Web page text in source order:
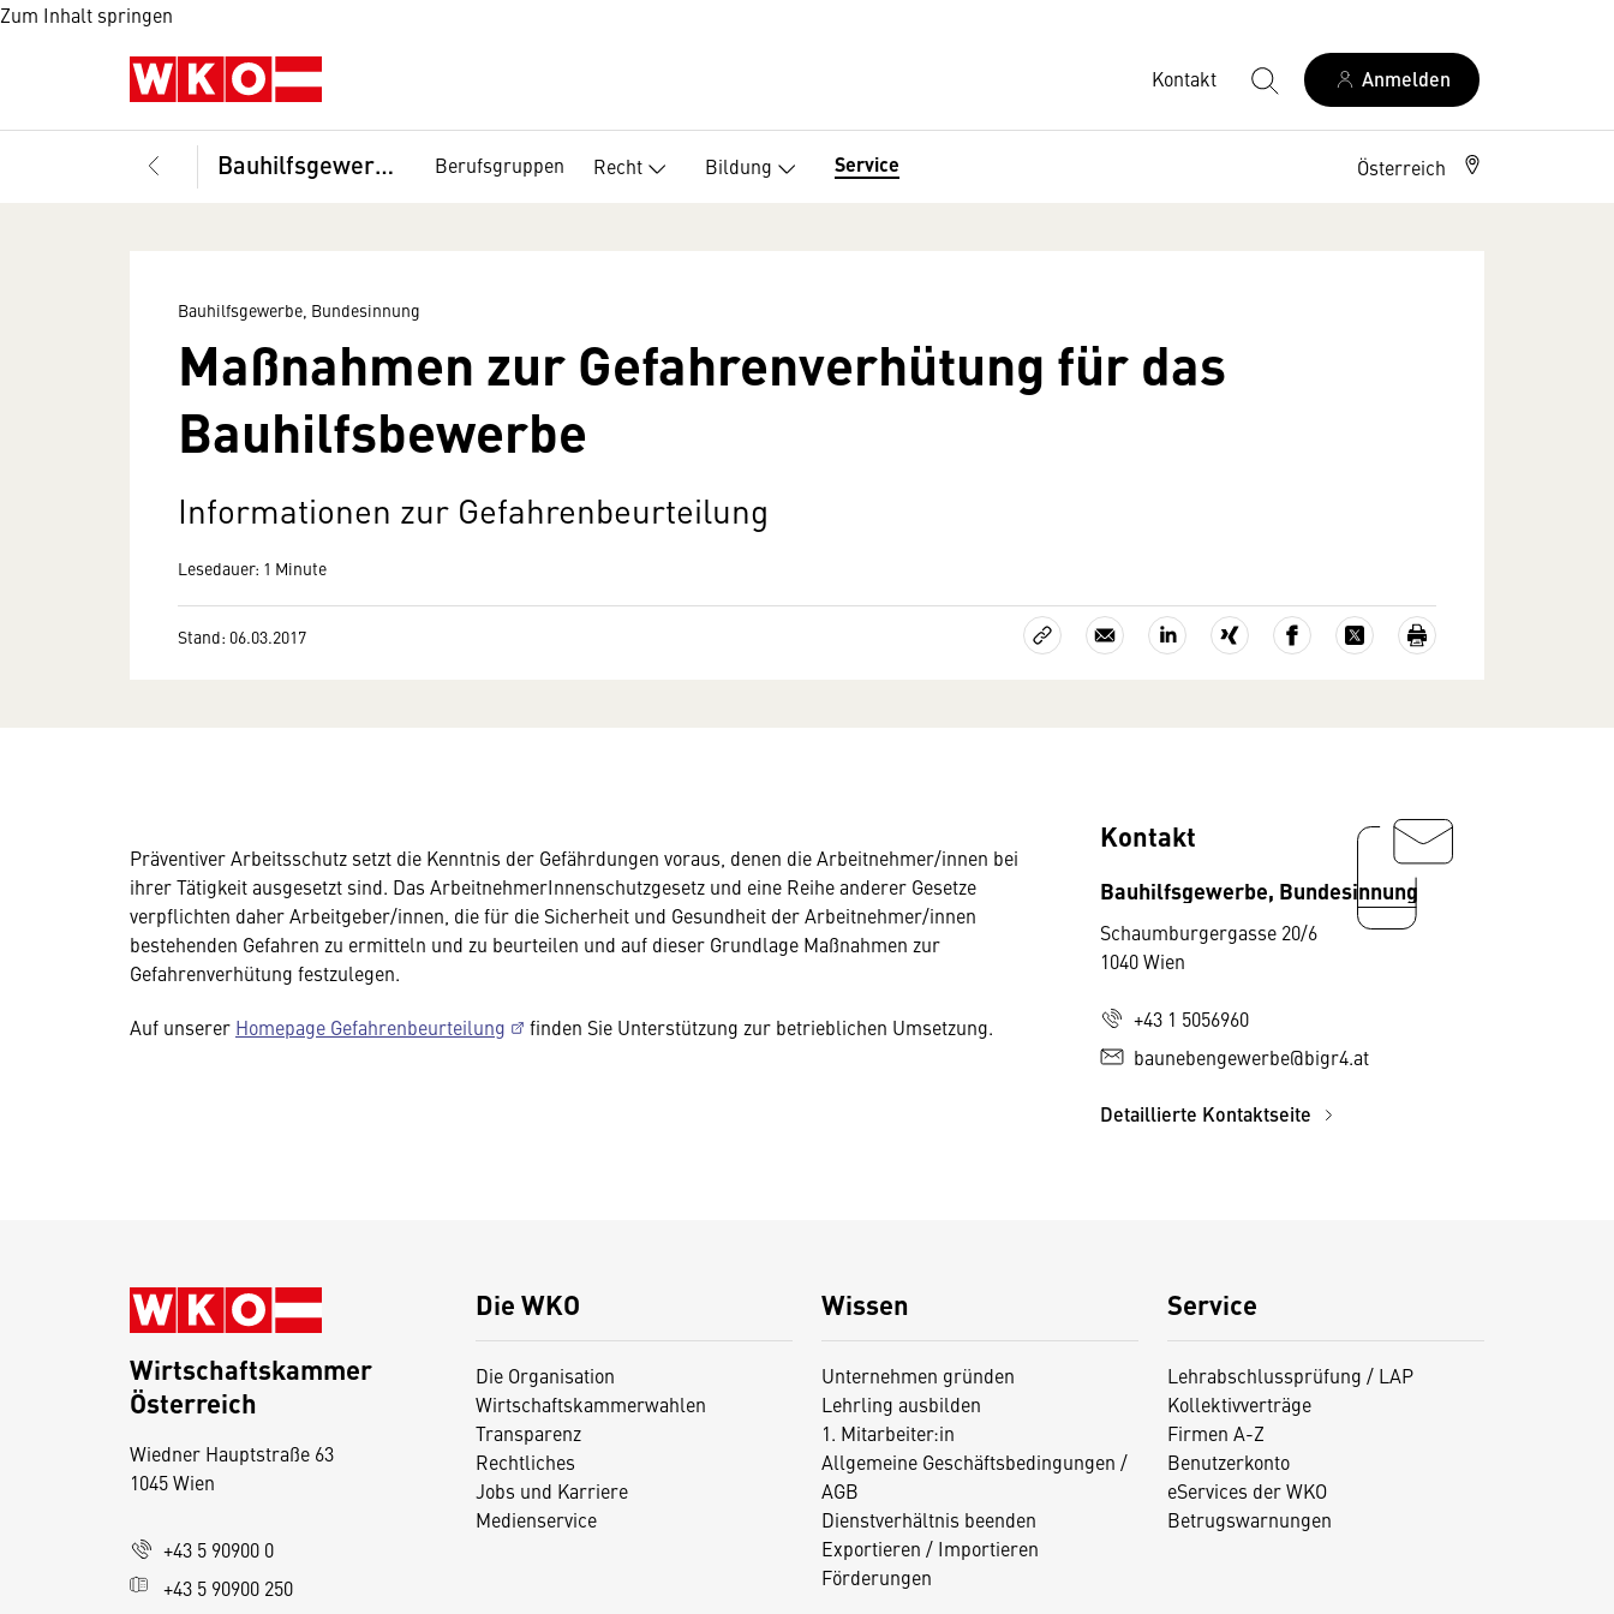
Zum Inhalt springen
Kontakt Anmelden
Bauhilfsgewerbe, Bundesinnung Berufsgruppen Recht Bildung Service Österreich
Bauhilfsgewerbe, Bundesinnung
Maßnahmen zur Gefahrenverhütung für das
Bauhilfsbewerbe
Informationen zur Gefahrenbeurteilung
Lesedauer: 1 Minute
Stand: 06.03.2017
Präventiver Arbeitsschutz setzt die Kenntnis der Gefährdungen voraus, denen die Arbeitnehmer/innen bei
ihrer Tätigkeit ausgesetzt sind. Das ArbeitnehmerInnenschutzgesetz und eine Reihe anderer Gesetze
verpflichten daher Arbeitgeber/innen, die für die Sicherheit und Gesundheit der Arbeitnehmer/innen
bestehenden Gefahren zu ermitteln und zu beurteilen und auf dieser Grundlage Maßnahmen zur
Gefahrenverhütung festzulegen.
Auf unserer Homepage Gefahrenbeurteilung finden Sie Unterstützung zur betrieblichen Umsetzung.
Kontakt
Bauhilfsgewerbe, Bundesinnung
Schaumburgergasse 20/6
1040 Wien
+43 1 5056960
baunebengewerbe@bigr4.at
Detaillierte Kontaktseite
Die WKO
Die Organisation
Wirtschaftskammerwahlen
Transparenz
Rechtliches
Jobs und Karriere
Medienservice
Wissen
Unternehmen gründen
Lehrling ausbilden
1. Mitarbeiter:in
Allgemeine Geschäftsbedingungen /
AGB
Dienstverhältnis beenden
Exportieren / Importieren
Förderungen
Service
Lehrabschlussprüfung / LAP
Kollektivverträge
Firmen A-Z
Benutzerkonto
eServices der WKO
Betrugswarnungen
Wirtschaftskammer
Österreich
Wiedner Hauptstraße 63
1045 Wien
+43 5 90900 0
+43 5 90900 250